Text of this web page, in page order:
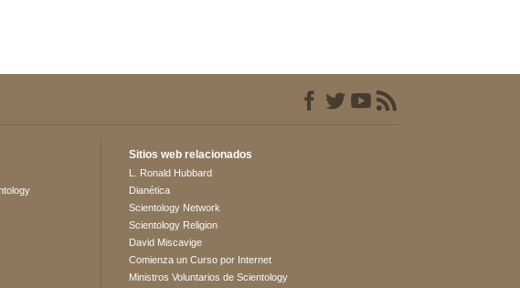
Sitios web relacionados
L. Ronald Hubbard
Dianética
Scientology Network
Scientology Religion
David Miscavige
Comienza un Curso por Internet
Ministros Voluntarios de Scientology